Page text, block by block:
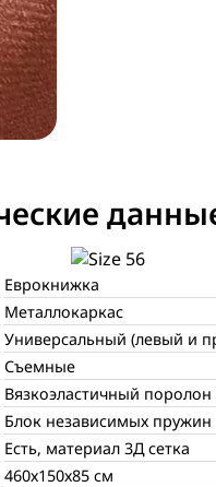
Еврокнижка
Металлокаркас
Универсальный (левый и
Съемные
Вязкоэластичный
Блок независимых пружин
Есть, материал 3Д сетка
460х150х85 см